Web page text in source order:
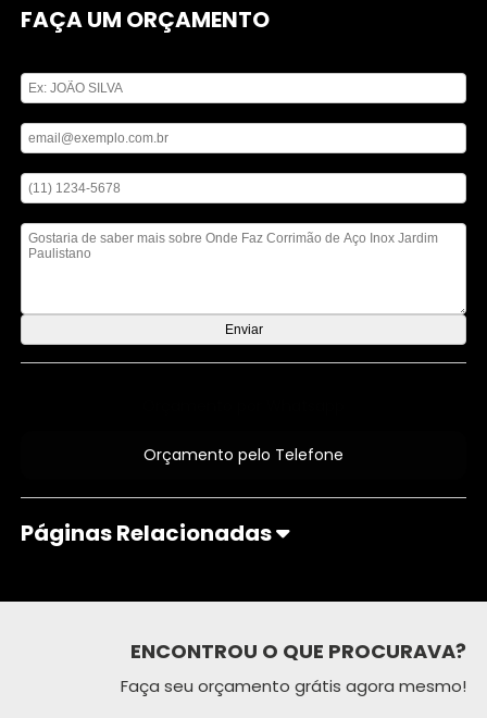
FAÇA UM ORÇAMENTO
Orçamento pelo Telefone
Páginas Relacionadas
ENCONTROU O QUE PROCURAVA?
Faça seu orçamento grátis agora mesmo!